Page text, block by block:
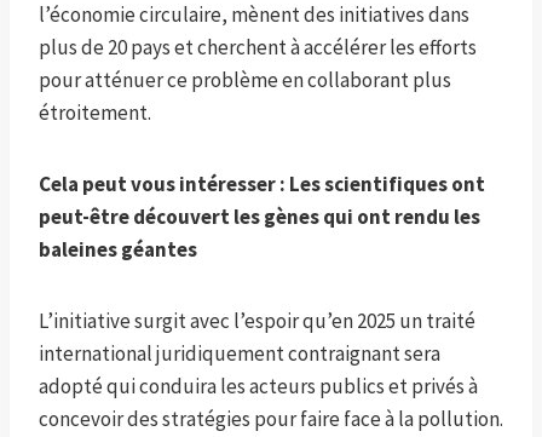
l’économie circulaire, mènent des initiatives dans
plus de 20 pays et cherchent à accélérer les efforts
pour atténuer ce problème en collaborant plus
étroitement.
Cela peut vous intéresser : Les scientifiques ont
peut-être découvert les gènes qui ont rendu les
baleines géantes
L’initiative surgit avec l’espoir qu’en 2025 un traité
international juridiquement contraignant sera
adopté qui conduira les acteurs publics et privés à
concevoir des stratégies pour faire face à la pollution.